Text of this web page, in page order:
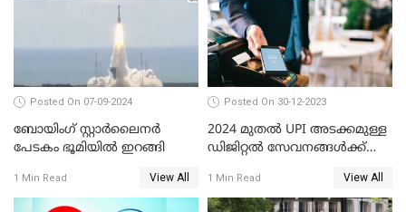
Posted On 07-09-2024
ബോയിംഗ് സ്റ്റാര്‍ലൈനര്‍
പേടകം ഭൂമിയില്‍ ഇറങ്ങി
1 Min Read View All
Posted On 30-12-2023
2024 മുതൽ UPI അടക്കമുള്ള
ഡിജിറ്റൽ സേവനങ്ങൾക്ക്
കാത്തിരിക്കുന്നത്
1 Min Read View All